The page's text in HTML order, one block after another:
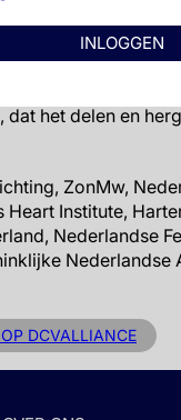
INLOGGEN
en ziekenhuizen
van de valorisatie
voor
het delen en
ZonMw,
Institute,
Nederlandse
DCVALLIANCE